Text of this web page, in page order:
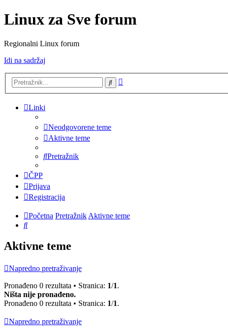
Linux za Sve forum
Regionalni Linux forum
Idi na sadržaj
Pretražnik
Linki
Neodgovorene teme
Aktivne teme
Pretražnik
ČPP
Prijava
Registracija
Početna PretražnikAktivne teme
Pretražnik
Aktivne teme
Napredno pretraživanje
Pronađeno 0 rezultata • Stranica: 1/1.
Ništa nije pronađeno.
Pronađeno 0 rezultata • Stranica: 1/1.
Napredno pretraživanje